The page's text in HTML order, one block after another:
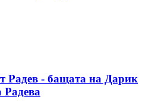
Радев - бащата на Дарик